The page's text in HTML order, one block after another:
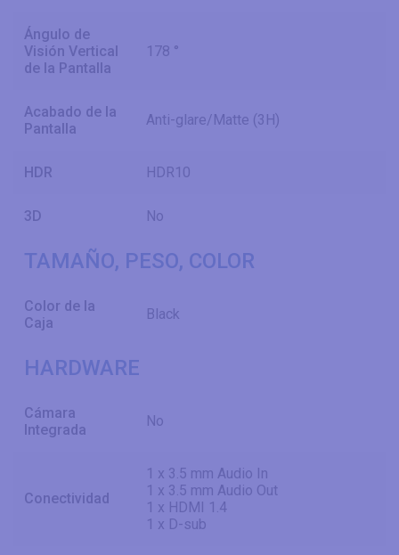
Ángulo de
Visión Vertical
de la Pantalla
178 °
Acabado de la
Pantalla
Anti-glare/Matte (3H)
HDR HDR10
3D No
TAMAÑO, PESO, COLOR
Color de la
Caja
Black
HARDWARE
Cámara
Integrada
No
Conectividad
1 x 3.5 mm Audio In
1 x 3.5 mm Audio Out
1 x HDMI 1.4
1 x D-sub